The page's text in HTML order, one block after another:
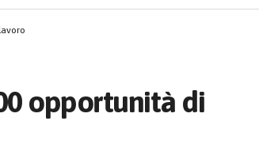
opportunità di